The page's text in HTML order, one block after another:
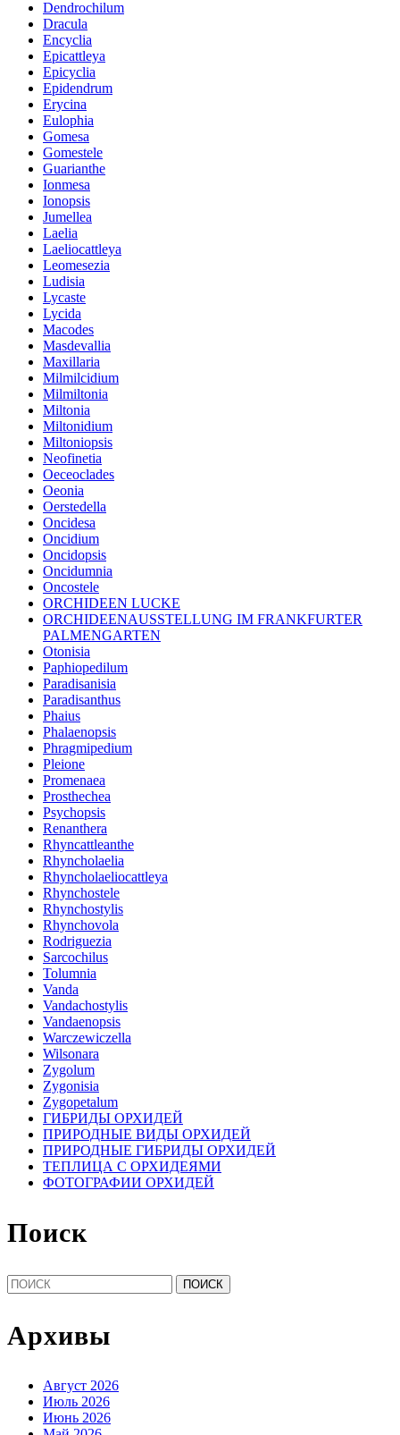
Dendrochilum
Dracula
Encyclia
Epicattleya
Epicyclia
Epidendrum
Erycina
Eulophia
Gomesa
Gomestele
Guarianthe
Ionmesa
Ionopsis
Jumellea
Laelia
Laeliocattleya
Leomesezia
Ludisia
Lycaste
Lycida
Macodes
Masdevallia
Maxillaria
Milmilcidium
Milmiltonia
Miltonia
Miltonidium
Miltoniopsis
Neofinetia
Oeceoclades
Oeonia
Oerstedella
Oncidesa
Oncidium
Oncidopsis
Oncidumnia
Oncostele
ORCHIDEEN LUCKE
ORCHIDEENAUSSTELLUNG IM FRANKFURTER
PALMENGARTEN
Otonisia
Paphiopedilum
Paradisanisia
Paradisanthus
Phaius
Phalaenopsis
Phragmipedium
Pleione
Promenaea
Prosthechea
Psychopsis
Renanthera
Rhyncattleanthe
Rhyncholaelia
Rhyncholaeliocattleya
Rhynchostele
Rhynchostylis
Rhynchovola
Rodriguezia
Sarcochilus
Tolumnia
Vanda
Vandachostylis
Vandaenopsis
Warczewiczella
Wilsonara
Zygolum
Zygonisia
Zygopetalum
ГИБРИДЫ ОРХИДЕЙ
ПРИРОДНЫЕ ВИДЫ ОРХИДЕЙ
ПРИРОДНЫЕ ГИБРИДЫ ОРХИДЕЙ
ТЕПЛИЦА С ОРХИДЕЯМИ
ФОТОГРАФИИ ОРХИДЕЙ
Поиск
Найти:
Архивы
Август 2026
Июль 2026
Июнь 2026